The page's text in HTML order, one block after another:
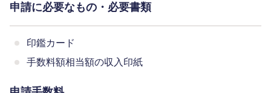
申請に必要なもの・必要書類
印鑑カード
手数料額相当額の収入印紙